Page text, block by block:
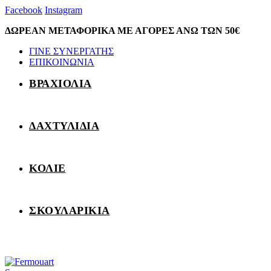
Facebook Instagram
ΔΩΡΕΑΝ ΜΕΤΑΦΟΡΙΚΑ ΜΕ ΑΓΟΡΕΣ ΑΝΩ ΤΩΝ 50€
ΓΙΝΕ ΣΥΝΕΡΓΑΤΗΣ
ΕΠΙΚΟΙΝΩΝΙΑ
ΒΡΑΧΙΟΛΙΑ
ΔΑΧΤΥΛΙΔΙΑ
ΚΟΛΙΕ
ΣΚΟΥΛΑΡΙΚΙΑ